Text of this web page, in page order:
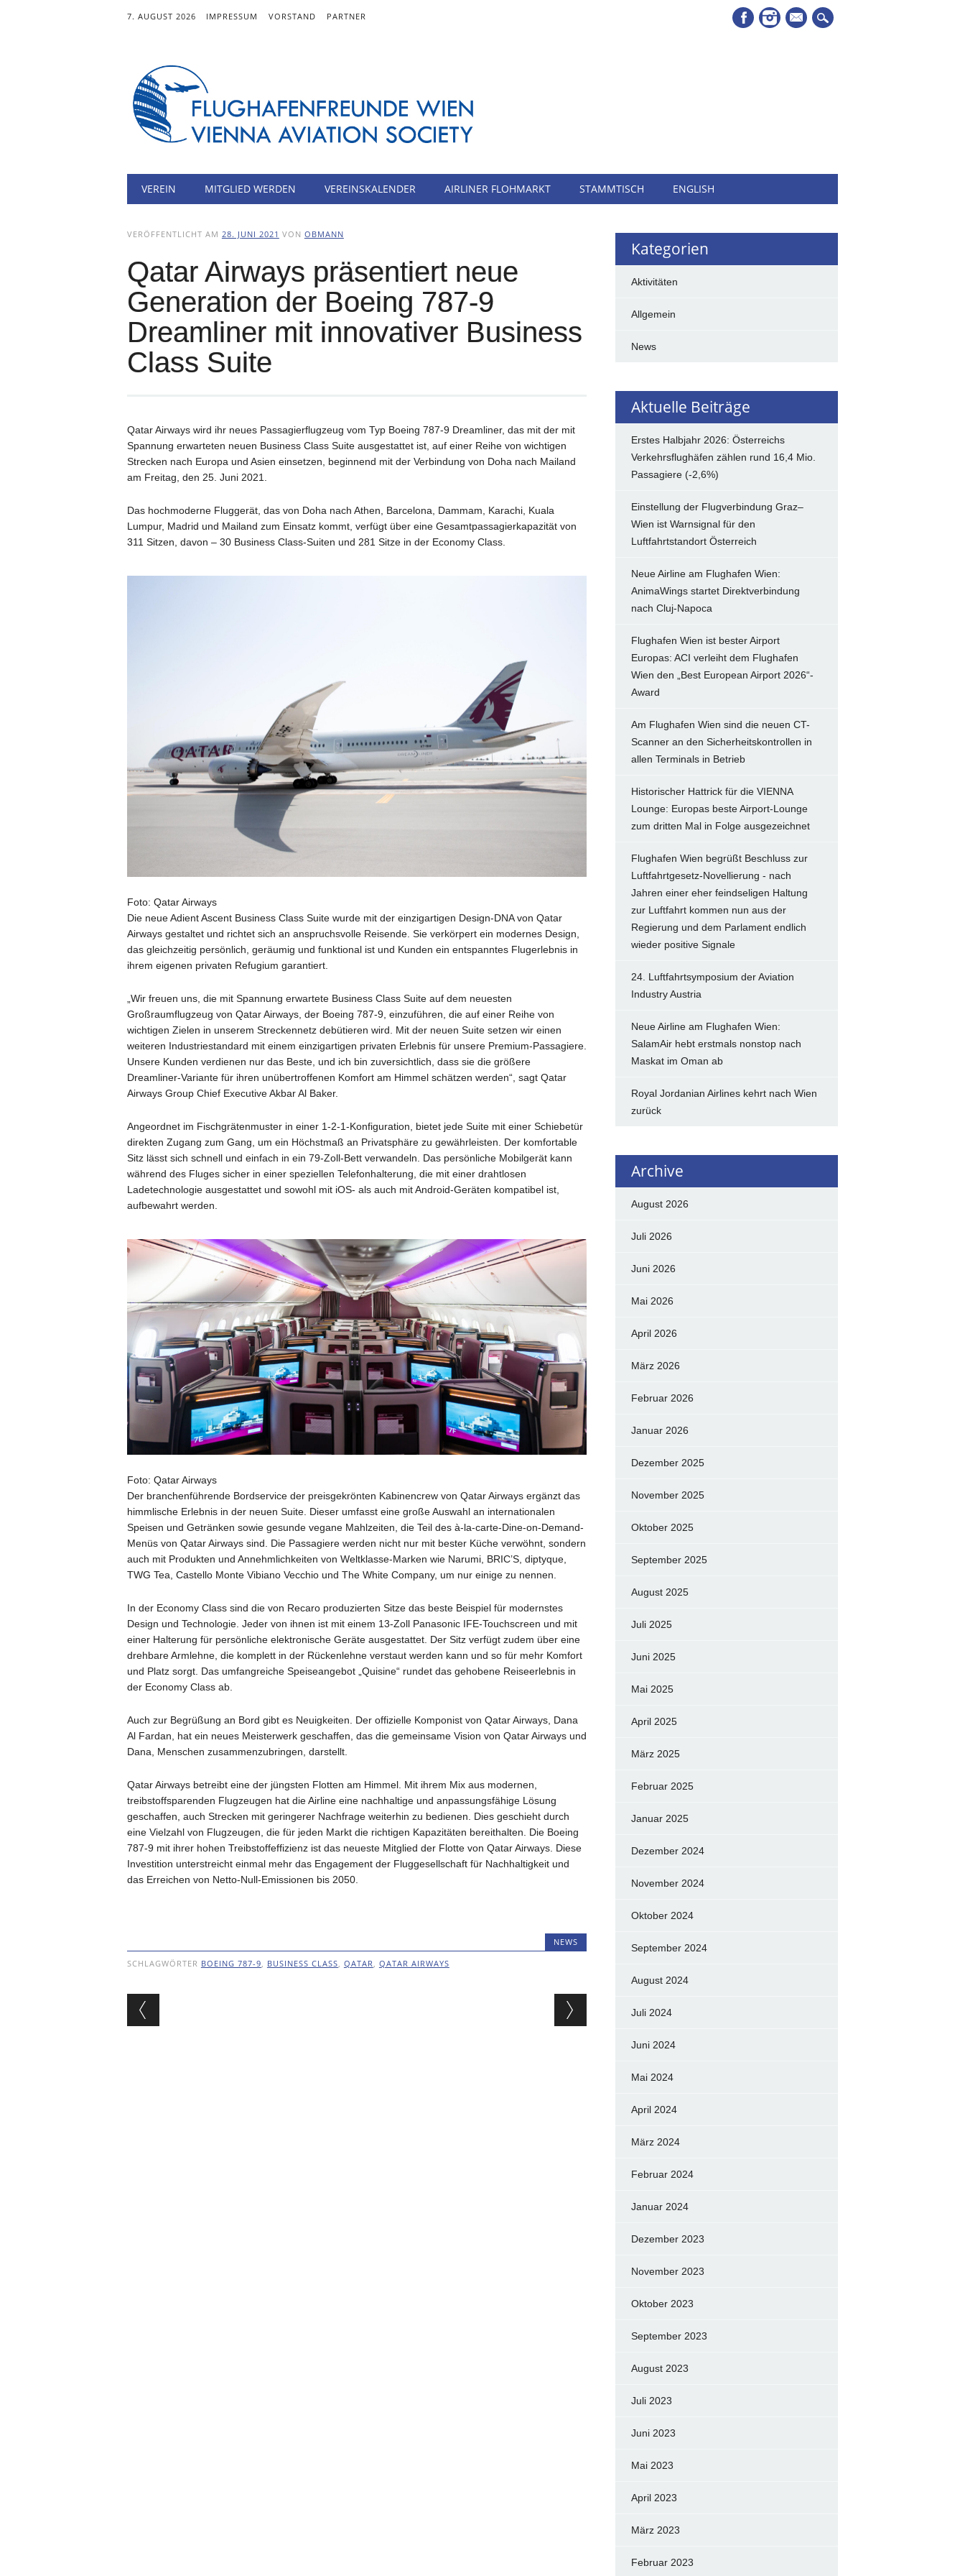
7. AUGUST 2026 IMPRESSUM VORSTAND PARTNER
Mail
Hauptmenü
Inhalt
VEREIN MITGLIED WERDEN VEREINSKALENDER AIRLINER FLOHMARKT STAMMTISCH ENGLISH
VERÖFFENTLICHT AM 28. JUNI 2021 VON OBMANN
Qatar Airways präsentiert neue
Generation der Boeing 787-9
Dreamliner mit innovativer Business
Class Suite
Qatar Airways wird ihr neues Passagierflugzeug vom Typ Boeing 787-9 Dreamliner, das mit der mit
Spannung erwarteten neuen Business Class Suite ausgestattet ist, auf einer Reihe von wichtigen
Strecken nach Europa und Asien einsetzen, beginnend mit der Verbindung von Doha nach Mailand
am Freitag, den 25. Juni 2021.
Das hochmoderne Fluggerät, das von Doha nach Athen, Barcelona, Dammam, Karachi, Kuala
Lumpur, Madrid und Mailand zum Einsatz kommt, verfügt über eine Gesamtpassagierkapazität von
311 Sitzen, davon – 30 Business Class-Suiten und 281 Sitze in der Economy Class.
Foto: Qatar Airways
Die neue Adient Ascent Business Class Suite wurde mit der einzigartigen Design-DNA von Qatar
Airways gestaltet und richtet sich an anspruchsvolle Reisende. Sie verkörpert ein modernes Design,
das gleichzeitig persönlich, geräumig und funktional ist und Kunden ein entspanntes Flugerlebnis in
ihrem eigenen privaten Refugium garantiert.
„Wir freuen uns, die mit Spannung erwartete Business Class Suite auf dem neuesten
Großraumflugzeug von Qatar Airways, der Boeing 787-9, einzuführen, die auf einer Reihe von
wichtigen Zielen in unserem Streckennetz debütieren wird. Mit der neuen Suite setzen wir einen
weiteren Industriestandard mit einem einzigartigen privaten Erlebnis für unsere Premium-Passagiere.
Unsere Kunden verdienen nur das Beste, und ich bin zuversichtlich, dass sie die größere
Dreamliner-Variante für ihren unübertroffenen Komfort am Himmel schätzen werden“, sagt Qatar
Airways Group Chief Executive Akbar Al Baker.
Angeordnet im Fischgrätenmuster in einer 1-2-1-Konfiguration, bietet jede Suite mit einer Schiebetür
direkten Zugang zum Gang, um ein Höchstmaß an Privatsphäre zu gewährleisten. Der komfortable
Sitz lässt sich schnell und einfach in ein 79-Zoll-Bett verwandeln. Das persönliche Mobilgerät kann
während des Fluges sicher in einer speziellen Telefonhalterung, die mit einer drahtlosen
Ladetechnologie ausgestattet und sowohl mit iOS- als auch mit Android-Geräten kompatibel ist,
aufbewahrt werden.
Foto: Qatar Airways
Der branchenführende Bordservice der preisgekrönten Kabinencrew von Qatar Airways ergänzt das
himmlische Erlebnis in der neuen Suite. Dieser umfasst eine große Auswahl an internationalen
Speisen und Getränken sowie gesunde vegane Mahlzeiten, die Teil des à-la-carte-Dine-on-Demand-
Menüs von Qatar Airways sind. Die Passagiere werden nicht nur mit bester Küche verwöhnt, sondern
auch mit Produkten und Annehmlichkeiten von Weltklasse-Marken wie Narumi, BRIC’S, diptyque,
TWG Tea, Castello Monte Vibiano Vecchio und The White Company, um nur einige zu nennen.
In der Economy Class sind die von Recaro produzierten Sitze das beste Beispiel für modernstes
Design und Technologie. Jeder von ihnen ist mit einem 13-Zoll Panasonic IFE-Touchscreen und mit
einer Halterung für persönliche elektronische Geräte ausgestattet. Der Sitz verfügt zudem über eine
drehbare Armlehne, die komplett in der Rückenlehne verstaut werden kann und so für mehr Komfort
und Platz sorgt. Das umfangreiche Speiseangebot „Quisine“ rundet das gehobene Reiseerlebnis in
der Economy Class ab.
Auch zur Begrüßung an Bord gibt es Neuigkeiten. Der offizielle Komponist von Qatar Airways, Dana
Al Fardan, hat ein neues Meisterwerk geschaffen, das die gemeinsame Vision von Qatar Airways und
Dana, Menschen zusammenzubringen, darstellt.
Qatar Airways betreibt eine der jüngsten Flotten am Himmel. Mit ihrem Mix aus modernen,
treibstoffsparenden Flugzeugen hat die Airline eine nachhaltige und anpassungsfähige Lösung
geschaffen, auch Strecken mit geringerer Nachfrage weiterhin zu bedienen. Dies geschieht durch
eine Vielzahl von Flugzeugen, die für jeden Markt die richtigen Kapazitäten bereithalten. Die Boeing
787-9 mit ihrer hohen Treibstoffeffizienz ist das neueste Mitglied der Flotte von Qatar Airways. Diese
Investition unterstreicht einmal mehr das Engagement der Fluggesellschaft für Nachhaltigkeit und
das Erreichen von Netto-Null-Emissionen bis 2050.
NEWS
SCHLAGWÖRTER BOEING 787-9, BUSINESS CLASS, QATAR, QATAR AIRWAYS
Beitragsnavigation
Kategorien
Aktivitäten
Allgemein
News
Aktuelle Beiträge
Erstes Halbjahr 2026: Österreichs
Verkehrsflughäfen zählen rund 16,4 Mio.
Passagiere (-2,6%)
Einstellung der Flugverbindung Graz–
Wien ist Warnsignal für den
Luftfahrtstandort Österreich
Neue Airline am Flughafen Wien:
AnimaWings startet Direktverbindung
nach Cluj-Napoca
Flughafen Wien ist bester Airport
Europas: ACI verleiht dem Flughafen
Wien den „Best European Airport 2026“-
Award
Am Flughafen Wien sind die neuen CT-
Scanner an den Sicherheitskontrollen in
allen Terminals in Betrieb
Historischer Hattrick für die VIENNA
Lounge: Europas beste Airport-Lounge
zum dritten Mal in Folge ausgezeichnet
Flughafen Wien begrüßt Beschluss zur
Luftfahrtgesetz-Novellierung - nach
Jahren einer eher feindseligen Haltung
zur Luftfahrt kommen nun aus der
Regierung und dem Parlament endlich
wieder positive Signale
24. Luftfahrtsymposium der Aviation
Industry Austria
Neue Airline am Flughafen Wien:
SalamAir hebt erstmals nonstop nach
Maskat im Oman ab
Royal Jordanian Airlines kehrt nach Wien
zurück
Archive
August 2026
Juli 2026
Juni 2026
Mai 2026
April 2026
März 2026
Februar 2026
Januar 2026
Dezember 2025
November 2025
Oktober 2025
September 2025
August 2025
Juli 2025
Juni 2025
Mai 2025
April 2025
März 2025
Februar 2025
Januar 2025
Dezember 2024
November 2024
Oktober 2024
September 2024
August 2024
Juli 2024
Juni 2024
Mai 2024
April 2024
März 2024
Februar 2024
Januar 2024
Dezember 2023
November 2023
Oktober 2023
September 2023
August 2023
Juli 2023
Juni 2023
Mai 2023
April 2023
März 2023
Februar 2023